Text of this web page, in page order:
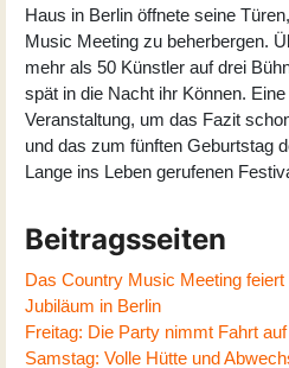
Haus in Berlin öffnete seine
Music Meeting zu beherbergen.
mehr als 50 Künstler auf drei
spät in die Nacht ihr Können.
Veranstaltung, um das Fazit
und das zum fünften Geburtstag
Lange ins Leben gerufenen
Beitragsseiten
Das Country Music Meeting feiert
Jubiläum in Berlin
Freitag: Die Party nimmt Fahrt auf
Samstag: Volle Hütte und